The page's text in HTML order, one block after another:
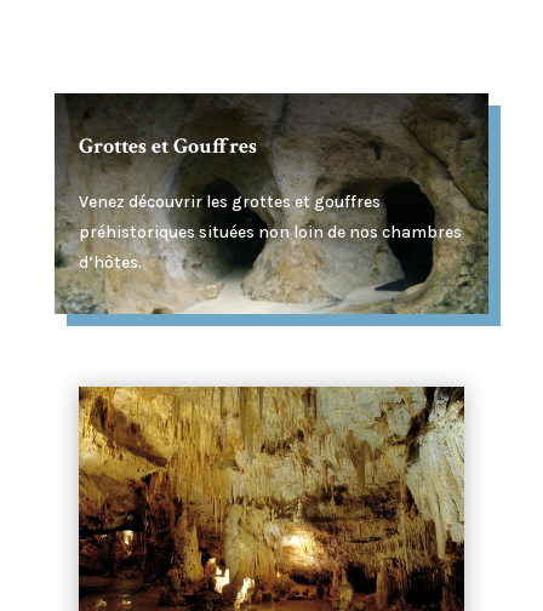
Grottes et Gouffres
Venez découvrir les grottes et gouffres
préhistoriques situées non loin de nos chambres
d’hôtes.